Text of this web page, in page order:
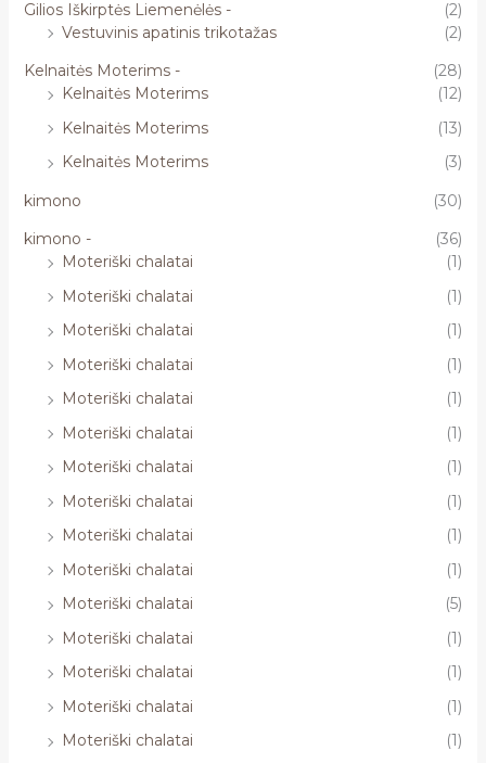
Gilios Iškirptės Liemenėlės -
(2)
Vestuvinis apatinis trikotažas
(2)
Kelnaitės Moterims -
(28)
Kelnaitės Moterims
(12)
Kelnaitės Moterims
(13)
Kelnaitės Moterims
(3)
kimono
(30)
kimono -
(36)
Moteriški chalatai
(1)
Moteriški chalatai
(1)
Moteriški chalatai
(1)
Moteriški chalatai
(1)
Moteriški chalatai
(1)
Moteriški chalatai
(1)
Moteriški chalatai
(1)
Moteriški chalatai
(1)
Moteriški chalatai
(1)
Moteriški chalatai
(1)
Moteriški chalatai
(5)
Moteriški chalatai
(1)
Moteriški chalatai
(1)
Moteriški chalatai
(1)
Moteriški chalatai
(1)